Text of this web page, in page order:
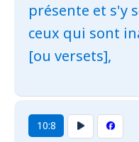
présente et s'y
ceux qui sont
[ou versets],
10:8